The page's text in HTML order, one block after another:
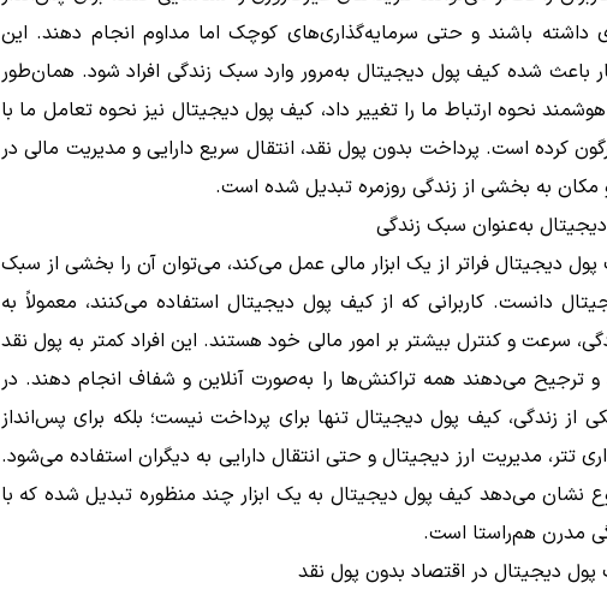
داشته باشند و حتی سرمایه‌گذاری‌های کوچک اما مداوم انجام دهند. این
باعث شده کیف پول دیجیتال به‌مرور وارد سبک زندگی افراد شود. همان‌طور
نحوه ارتباط ما را تغییر داد، کیف پول دیجیتال نیز نحوه تعامل ما با
کرده است. پرداخت بدون پول نقد، انتقال سریع دارایی و مدیریت مالی در
مکان به بخشی از زندگی روزمره تبدیل شده است.
به‌عنوان سبک زندگی
دیجیتال فراتر از یک ابزار مالی عمل می‌کند، می‌توان آن را بخشی از سبک
دانست. کاربرانی که از کیف پول دیجیتال استفاده می‌کنند، معمولاً به
سرعت و کنترل بیشتر بر امور مالی خود هستند. این افراد کمتر به پول نقد
و ترجیح می‌دهند همه تراکنش‌ها را به‌صورت آنلاین و شفاف انجام دهند. در
از زندگی، کیف پول دیجیتال تنها برای پرداخت نیست؛ بلکه برای پس‌انداز
تتر، مدیریت ارز دیجیتال و حتی انتقال دارایی به دیگران استفاده می‌شود.
نشان می‌دهد کیف پول دیجیتال به یک ابزار چند منظوره تبدیل شده که با
مدرن هم‌راستا است.
دیجیتال در اقتصاد بدون پول نقد